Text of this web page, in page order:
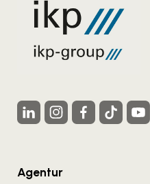
Agentur